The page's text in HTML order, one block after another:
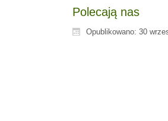
Polecają nas
Opublikowano: 30